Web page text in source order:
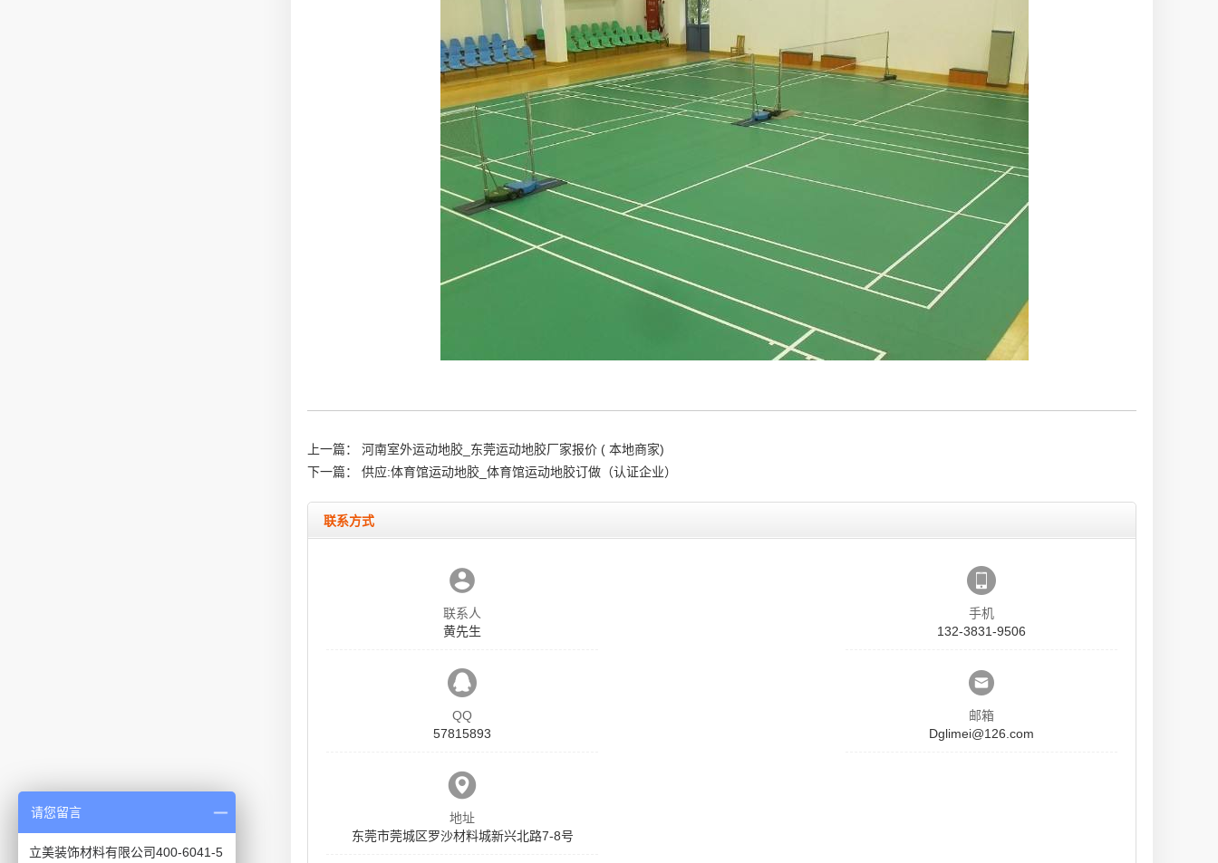
上一篇：
河南室外运动地胶_东莞运动地胶厂家报价 ( 本地商家)
下一篇：
供应:体育馆运动地胶_体育馆运动地胶订做（认证企业）
联系方式
联系人
黄先生
手机
132-3831-9506
QQ
57815893
邮箱
Dglimei@126.com
地址
东莞市莞城区罗沙材料城新兴北路7-8号
请您留言
立美装饰材料有限公司400-6041-5